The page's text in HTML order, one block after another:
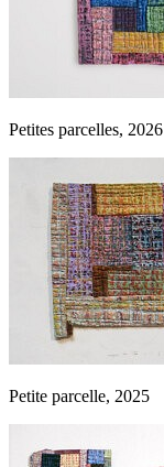
Petites parcelles, 2026
Petite parcelle, 2025